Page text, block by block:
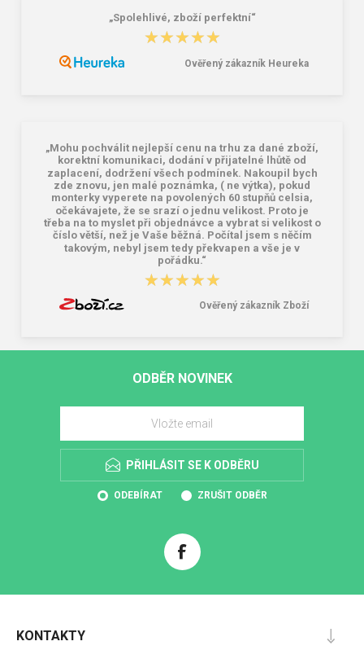
„Spolehlivé, zboží perfektní“
★★★★★
★★★★★
Ověřený zákazník Heureka
„Mohu pochválit nejlepší cenu na trhu za dané zboží,
korektní komunikaci, dodání v přijatelné lhůtě od
zaplacení, dodržení všech podmínek. Nakoupil bych
zde znovu, jen malé poznámka, ( ne výtka), pokud
monterky vyperete na povolených 60 stupňů celsia,
očekávajete, že se srazí o jednu velikost. Proto je
třeba na to myslet při objednávce a vybrat si velikost o
číslo větší, než je Vaše běžná. Počítal jsem s něčím
takovým, nebyl jsem tedy překvapen a vše je v
pořádku.“
★★★★★
★★★★★
Ověřený zákazník Zboží
ODBĚR NOVINEK
PŘIHLÁSIT SE K ODBĚRU
ODEBÍRAT ZRUŠIT ODBĚR
KONTAKTY